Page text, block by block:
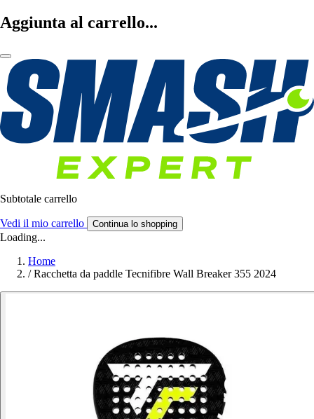
Aggiunta al carrello...
Subtotale carrello
Vedi il mio carrello Continua lo shopping
Loading...
Home
/ Racchetta da paddle Tecnifibre Wall Breaker 355 2024